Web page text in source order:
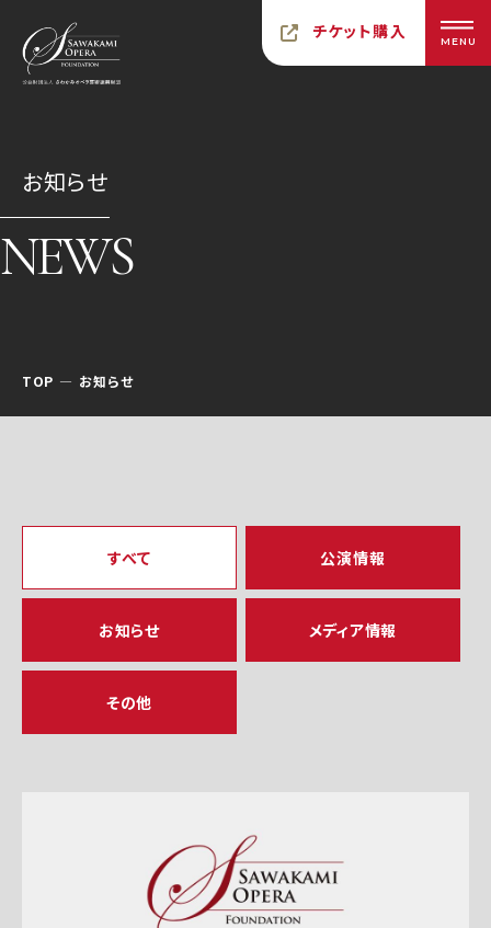
チケット購入 MENU
お知らせ
NEWS
TOP お知らせ
すべて 公演情報
お知らせ メディア情報
その他